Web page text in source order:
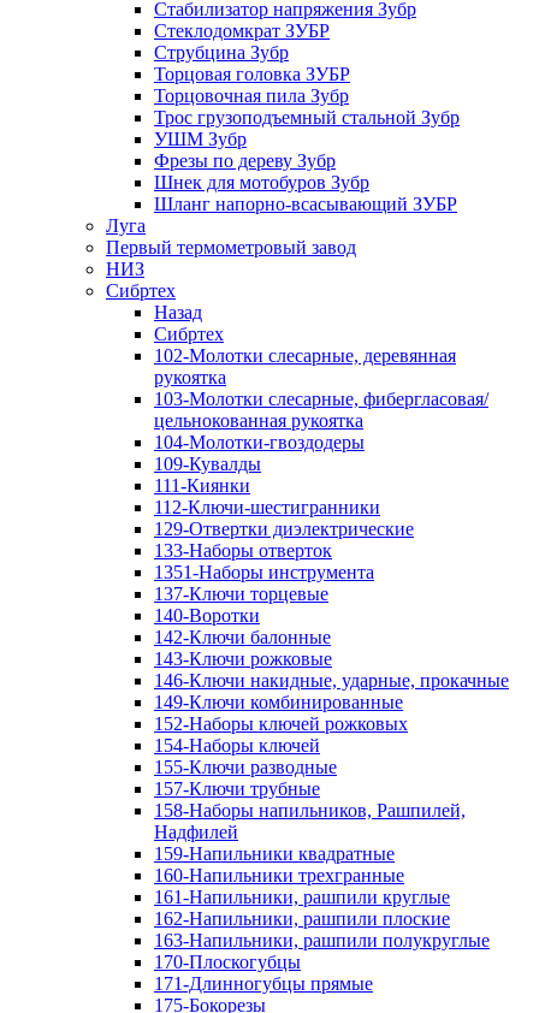
Стабилизатор напряжения Зубр
Стеклодомкрат ЗУБР
Струбцина Зубр
Торцовая головка ЗУБР
Торцовочная пила Зубр
Трос грузоподъемный стальной Зубр
УШМ Зубр
Фрезы по дереву Зубр
Шнек для мотобуров Зубр
Шланг напорно-всасывающий ЗУБР
Луга
Первый термометровый завод
НИЗ
Сибртех
Назад
Сибртех
102-Молотки слесарные, деревянная
рукоятка
103-Молотки слесарные, фибергласовая/
цельнокованная рукоятка
104-Молотки-гвоздодеры
109-Кувалды
111-Киянки
112-Ключи-шестигранники
129-Отвертки диэлектрические
133-Наборы отверток
1351-Наборы инструмента
137-Ключи торцевые
140-Воротки
142-Ключи балонные
143-Ключи рожковые
146-Ключи накидные, ударные, прокачные
149-Ключи комбинированные
152-Наборы ключей рожковых
154-Наборы ключей
155-Ключи разводные
157-Ключи трубные
158-Наборы напильников, Рашпилей,
Надфилей
159-Напильники квадратные
160-Напильники трехгранные
161-Напильники, рашпили круглые
162-Напильники, рашпили плоские
163-Напильники, рашпили полукруглые
170-Плоскогубцы
171-Длинногубцы прямые
175-Бокорезы